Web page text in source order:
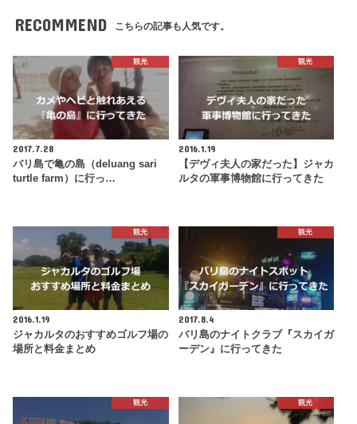
RECOMMEND こちらの記事も人気です。
観光
2017.7.28
バリ島で亀の島（deluang sari
turtle farm）に行っ…
観光
2016.1.19
【デヴィ夫人の家だった】ジャカ
ルタの軍事博物館に行ってきた
観光
2016.1.19
ジャカルタのおすすめゴルフ場の
場所と料金まとめ
観光
2017.8.4
バリ島のナイトクラブ『スカイガ
ーデン』に行ってきた
観光 観光